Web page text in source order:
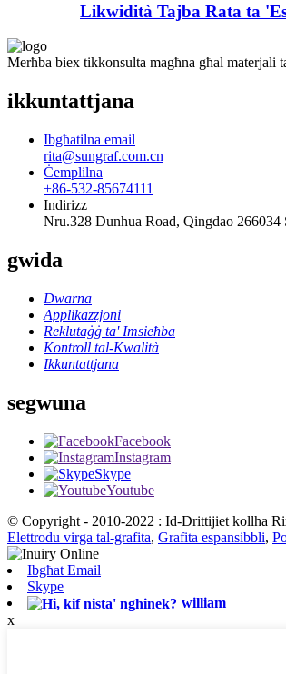
Likwidità Tajba Rata ta
Merħba biex tikkonsulta magħna għal
ikkuntattjana
Ibgħatilna email
rita@sungraf.com.cn
Ċemplilna
+86-532-85674111
Indirizz
Nru.328 Dunhua Road, Qingdao 266034
gwida
Dwarna
Applikazzjoni
Reklutaġġ ta' Imsieħba
Kontroll tal-Kwalità
Ikkuntattjana
segwuna
Facebook
Instagram
Skype
Youtube
© Copyright - 2010-2022 : Id-Drittijiet kollha
Elettrodu virga tal-grafita, Grafita espansibbli,
Ibgħat Email
Skype
william
x